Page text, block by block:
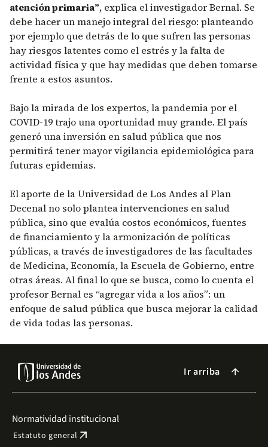
atención primaria”, explica el investigador Bernal. Se
debe hacer un manejo integral del riesgo: planteando
por ejemplo que detrás de lo que sufren las personas
hay riesgos latentes como el estrés y la falta de
actividad física y que hay medidas que deben tomarse
frente a estos asuntos.
Bajo la mirada de los expertos, la pandemia por el
COVID-19 trajo una oportunidad muy grande. El país
generó una inversión en salud pública que nos
permitirá tener mayor vigilancia epidemiológica para
futuras epidemias.
El aporte de la Universidad de Los Andes al Plan
Decenal no solo plantea intervenciones en salud
pública, sino que evalúa costos económicos, fuentes
de financiamiento y la armonización de políticas
públicas, a través de investigadores de las facultades
de Medicina, Economía, la Escuela de Gobierno, entre
otras áreas. Al final lo que se busca, como lo cuenta el
profesor Bernal es “agregar vida a los años”: un
enfoque de salud pública que busca mejorar la calidad
de vida todas las personas.
Ir arriba arrow_forward
Normatividad institucional
Estatuto general arrow_outward